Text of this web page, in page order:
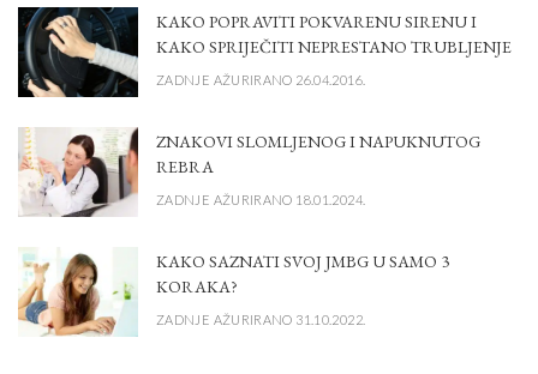
KAKO POPRAVITI POKVARENU SIRENU I
KAKO SPRIJEČITI NEPRESTANO TRUBLJENJE
ZADNJE AŽURIRANO 26.04.2016.
ZNAKOVI SLOMLJENOG I NAPUKNUTOG
REBRA
ZADNJE AŽURIRANO 18.01.2024.
KAKO SAZNATI SVOJ JMBG U SAMO 3
KORAKA?
ZADNJE AŽURIRANO 31.10.2022.